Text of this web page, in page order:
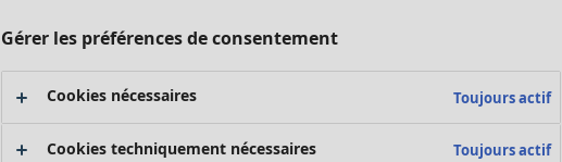
Gérer les préférences de consentement
Cookies nécessaires Toujours actif
Cookies techniquement nécessaires Toujours actif